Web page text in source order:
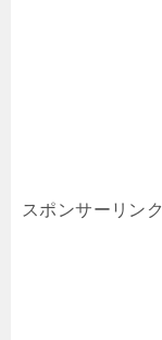
スポンサーリンク